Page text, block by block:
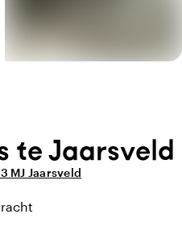
te Jaarsveld
MJ Jaarsveld